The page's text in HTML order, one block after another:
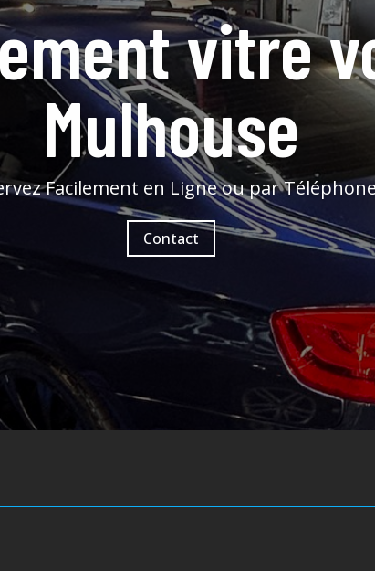
vitre
Mulhouse
Facilement en Ligne ou par
Contact